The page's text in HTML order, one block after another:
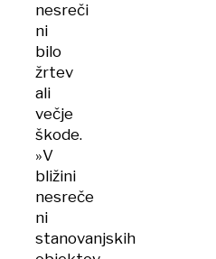
nesreči
ni
bilo
žrtev
ali
večje
škode.
»V
bližini
nesreče
ni
stanovanjskih